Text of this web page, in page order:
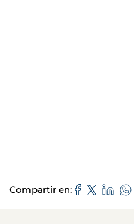
Compartir en